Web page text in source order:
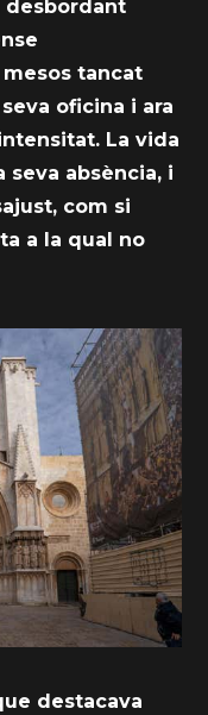
desbordant
mesos tancat
oficina i ara
La vida
seva absència, i
com si
a la qual no
destacava